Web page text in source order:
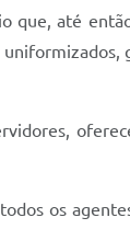
que, até
os